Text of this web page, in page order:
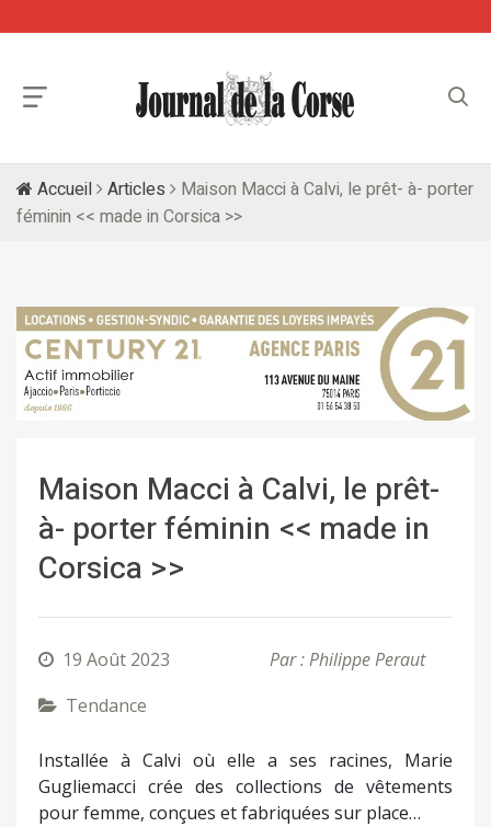
Accueil Articles
Maison Macci à Calvi, le prêt- à- porter
féminin << made in Corsica >>
Maison Macci à Calvi, le prêt-
à- porter féminin << made in
Corsica >>
19 Août 2023
Par : Philippe Peraut
Tendance
Installée à Calvi où elle a ses racines, Marie
Gugliemacci crée des collections de vêtements
pour femme, conçues et fabriquées sur place…